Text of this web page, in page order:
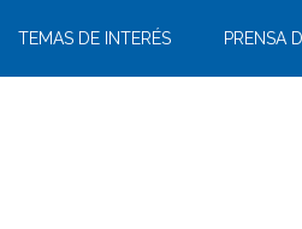
TEMAS DE INTERÉS PRENSA